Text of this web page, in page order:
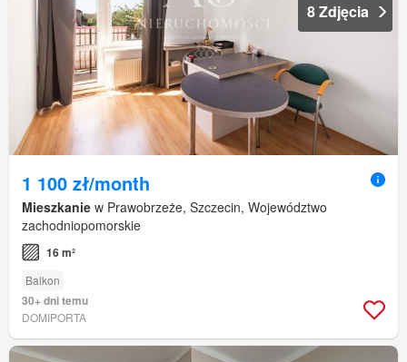
8 Zdjęcia
1 100 zł/month
Mieszkanie w Prawobrzeże, Szczecin, Województwo
zachodniopomorskie
16 m²
Balkon
30+ dni temu
DOMIPORTA